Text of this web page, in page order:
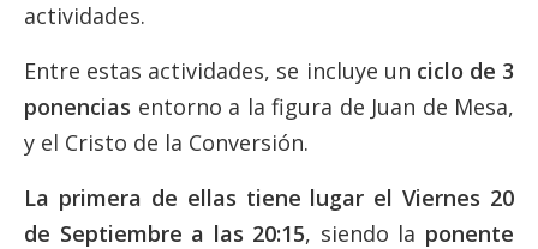
actividades.
Entre estas actividades, se incluye un ciclo de 3
ponencias entorno a la figura de Juan de Mesa,
y el Cristo de la Conversión.
La primera de ellas tiene lugar el Viernes 20
de Septiembre a las 20:15, siendo la ponente